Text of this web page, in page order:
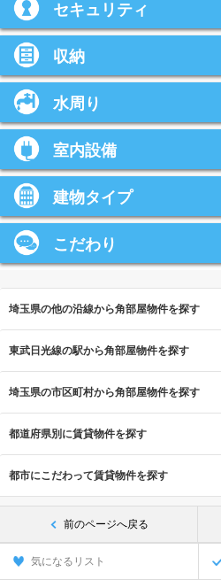
セキュリティ
収納
水周り
室内設備
建物タイプ
こだわり
埼玉県の他の沿線から角部屋物件を探す
東武日光線の駅から角部屋物件を探す
埼玉県の市区町村から角部屋物件を探す
都道府県別に賃貸物件を探す
都市にこだわって賃貸物件を探す
前のページへ戻る
気になるリスト